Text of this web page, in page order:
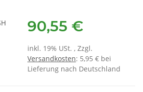
90,55 €
inkl. 19% USt. , Zzgl.
Versandkosten: 5,95 € bei
Lieferung nach Deutschland
SUSPA Original Stoßdämpfer